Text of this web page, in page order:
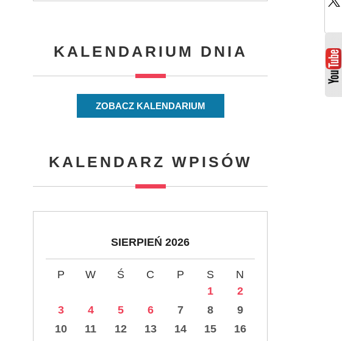
KALENDARIUM DNIA
ZOBACZ KALENDARIUM
KALENDARZ WPISÓW
SIERPIEŃ 2026
P W Ś C P S
N
1
2
3
4 5 6 7 8
9
10
11 12 13 14 15
16